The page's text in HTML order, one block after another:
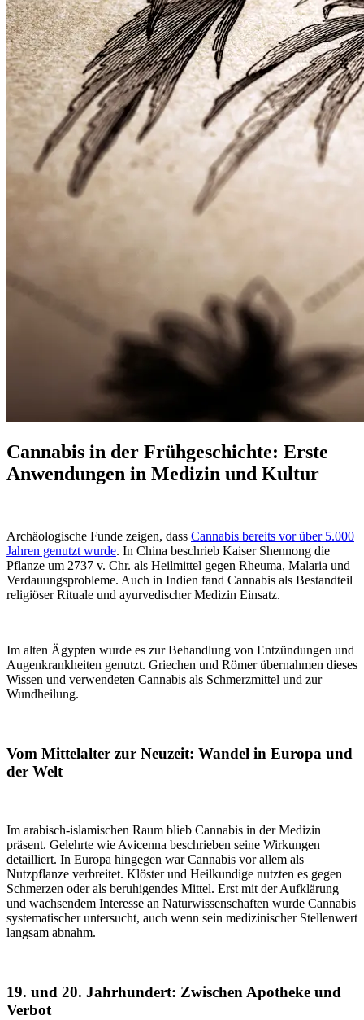
Cannabis in der Frühgeschichte: Erste
Anwendungen in Medizin und Kultur
Archäologische Funde zeigen, dass Cannabis bereits vor über 5.000
Jahren genutzt wurde. In China beschrieb Kaiser Shennong die
Pflanze um 2737 v. Chr. als Heilmittel gegen Rheuma, Malaria und
Verdauungsprobleme. Auch in Indien fand Cannabis als Bestandteil
religiöser Rituale und ayurvedischer Medizin Einsatz.
Im alten Ägypten wurde es zur Behandlung von Entzündungen und
Augenkrankheiten genutzt. Griechen und Römer übernahmen dieses
Wissen und verwendeten Cannabis als Schmerzmittel und zur
Wundheilung.
Vom Mittelalter zur Neuzeit: Wandel in Europa und
der Welt
Im arabisch-islamischen Raum blieb Cannabis in der Medizin
präsent. Gelehrte wie Avicenna beschrieben seine Wirkungen
detailliert. In Europa hingegen war Cannabis vor allem als
Nutzpflanze verbreitet. Klöster und Heilkundige nutzten es gegen
Schmerzen oder als beruhigendes Mittel. Erst mit der Aufklärung
und wachsendem Interesse an Naturwissenschaften wurde Cannabis
systematischer untersucht, auch wenn sein medizinischer Stellenwert
langsam abnahm.
19. und 20. Jahrhundert: Zwischen Apotheke und
Verbot